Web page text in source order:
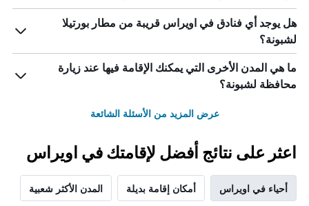
هل يوجد أي فنادق في اويراس قريبة من مطار بورتيلا
لشبونة؟
ما هي المدن الأخرى التي يمكنك الإقامة فيها عند زيارة
محافظة لشبونة؟
عرض المزيد من الأسئلة الشائعة
اعثر على نتائج أفضل لإقامتك في اويراس
أحياء في اويراس أمكان إقامة بديلة المدن الأكثر شعبية